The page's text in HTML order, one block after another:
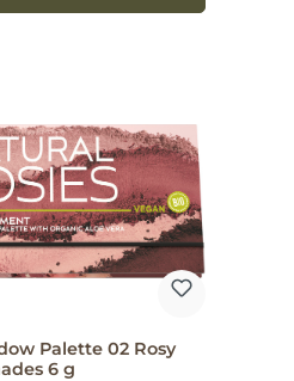
Palette 02 Rosy
6 g